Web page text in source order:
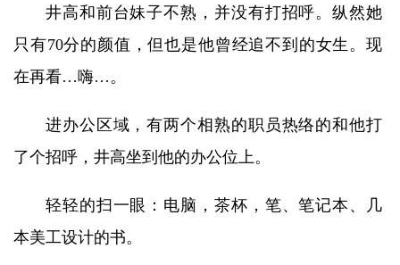
井高和前台妹子不熟，并没有打招呼。纵然她
只有70分的颜值，但也是他曾经追不到的女生。现
在再看…嗨…。
进办公区域，有两个相熟的职员热络的和他打
了个招呼，井高坐到他的办公位上。
轻轻的扫一眼：电脑，茶杯，笔、笔记本、几
本美工设计的书。